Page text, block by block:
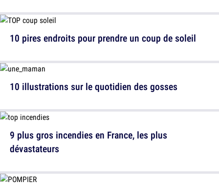
10 pires endroits pour prendre un coup de soleil
9 plus gros incendies en France, les plus
dévastateurs
10 illustrations sur le quotidien des gosses